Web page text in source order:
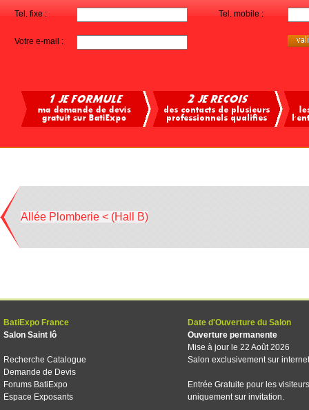
Tel. fixe : Tel. mobile :
Votre e-mail :
Allée Plomberie < (Hall B)
BatiExpo France
Salon Saint lô
Recherche Catalogue
Demande de Devis
Forums BatiExpo
Espace Exposants
Date d'Ouverture du Salon
Ouverture permanente
Mise à jour le 22 Août 2026
Salon exclusivement sur internet
Entrée Gratuite pour les visiteurs
uniquement sur invitation.